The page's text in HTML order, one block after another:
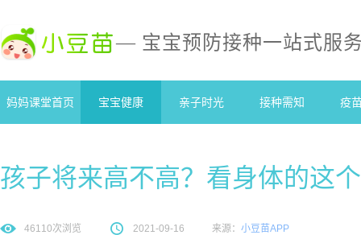
— 宝宝预防接种一站式服
妈妈课堂首页 宝宝健康 亲子时光 接种需知 疫
孩子将来高不高？看身体的这
46110次浏览 2021-09-16 来源： 小豆苗APP